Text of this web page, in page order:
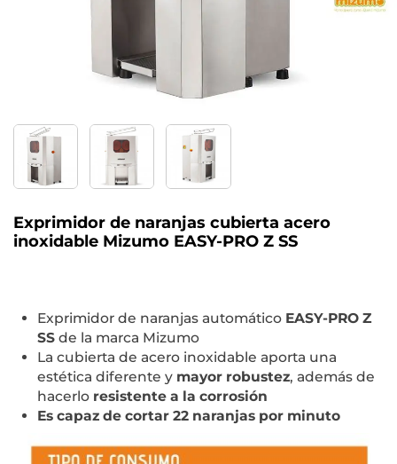
Exprimidor de naranjas cubierta acero
inoxidable Mizumo EASY-PRO Z SS
Exprimidor de naranjas automático EASY-PRO Z
SS de la marca Mizumo
La cubierta de acero inoxidable aporta una
estética diferente y mayor robustez, además de
hacerlo resistente a la corrosión
Es capaz de cortar 22 naranjas por minuto